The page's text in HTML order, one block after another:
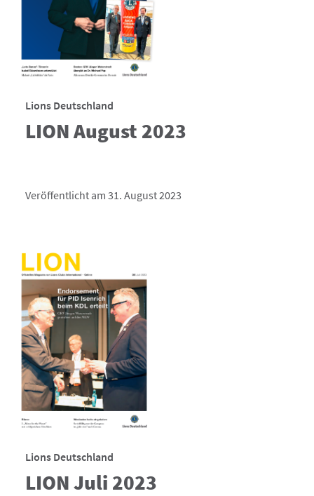
Lions Deutschland
LION August 2023
Veröffentlicht am 31. August 2023
Lions Deutschland
LION Juli 2023